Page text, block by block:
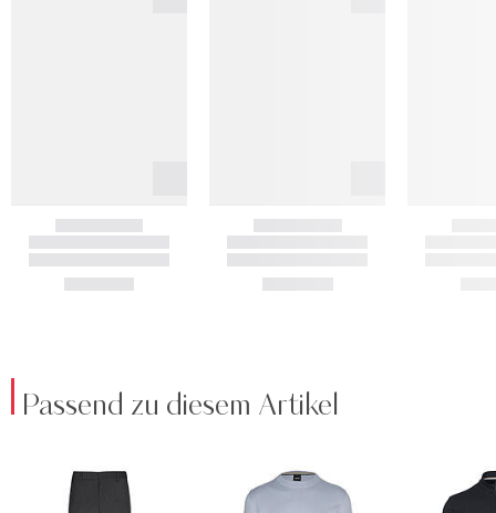
Passend zu diesem Artikel